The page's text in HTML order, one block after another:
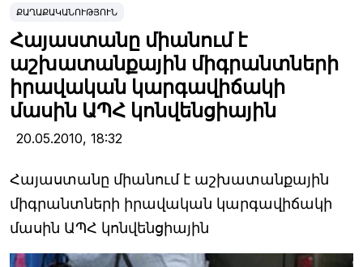
ՔԱՂԱՔԱԿԱՆՈՒԹՅՈՒՆ
Հայաստանը միանում է
աշխատանքային միգրանտների
իրավական կարգավիճակի
մասին ԱՊՀ կոնվենցիային
20.05.2010, 18:32
Հայաստանը միանում է աշխատանքային
միգրանտների իրավական կարգավիճակի
մասին ԱՊՀ կոնվենցիային